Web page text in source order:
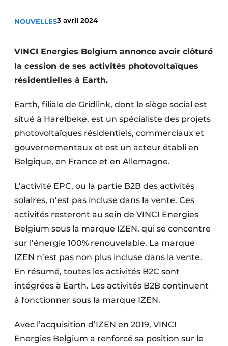
Termes et conditions
Video’s
NOUVELLES3 avril 2024
VINCI Energies Belgium annonce avoir clôturé
la cession de ses activités photovoltaïques
résidentielles à Earth.
Earth, filiale de Gridlink, dont le siège social est
situé à Harelbeke, est un spécialiste des projets
photovoltaïques résidentiels, commerciaux et
gouvernementaux et est un acteur établi en
Belgique, en France et en Allemagne.
L’activité EPC, ou la partie B2B des activités
solaires, n’est pas incluse dans la vente. Ces
activités resteront au sein de VINCI Energies
Belgium sous la marque IZEN, qui se concentre
sur l’énergie 100% renouvelable. La marque
IZEN n’est pas non plus incluse dans la vente.
En résumé, toutes les activités B2C sont
intégrées à Earth. Les activités B2B continuent
à fonctionner sous la marque IZEN.
Avec l’acquisition d’IZEN en 2019, VINCI
Energies Belgium a renforcé sa position sur le